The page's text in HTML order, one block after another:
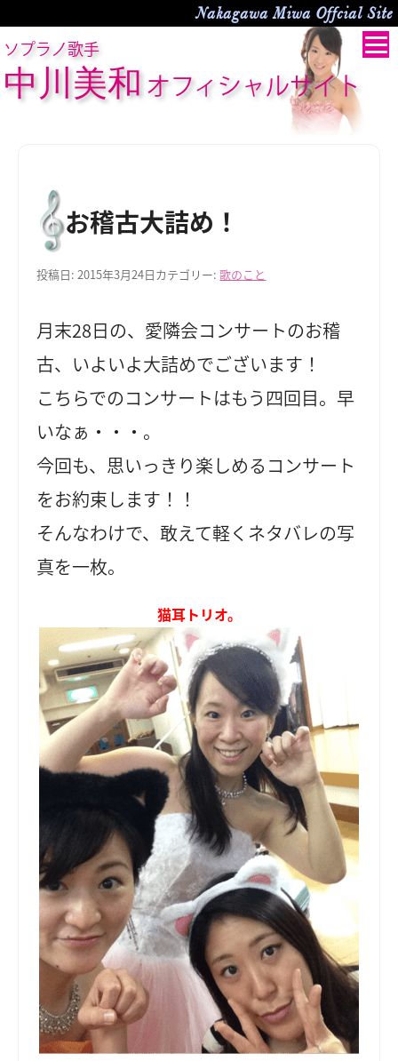
Nakagawa Miwa Offcial Site
ソプラノ歌手
中川美和 オフィシャルサイト
お稽古大詰め！
投稿日:2015年3月24日カテゴリー:歌のこと
月末28日の、愛隣会コンサートのお稽
古、いよいよ大詰めでございます！
こちらでのコンサートはもう四回目。早
いなぁ・・・。
今回も、思いっきり楽しめるコンサート
をお約束します！！
そんなわけで、敢えて軽くネタバレの写
真を一枚。
猫耳トリオ。